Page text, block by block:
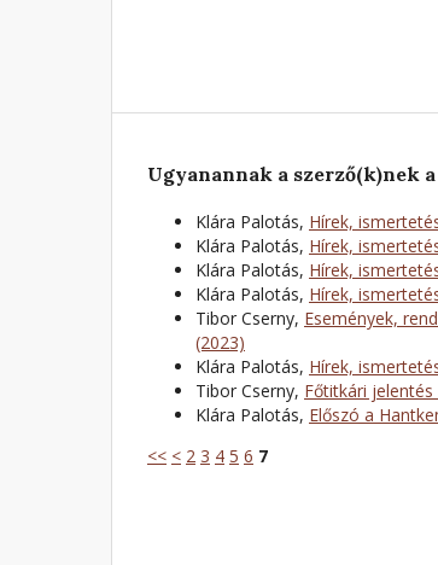
Ugyanannak a szerző(k)nek
Klára Palotás, Hírek,
Klára Palotás, Hírek,
Klára Palotás, Hírek,
Klára Palotás, Hírek,
Tibor Cserny, Események,
(2023)
Klára Palotás, Hírek,
Tibor Cserny, Főtitkári jelentés
Klára Palotás, Előszó a
<< < 2 3 4 5 6 7